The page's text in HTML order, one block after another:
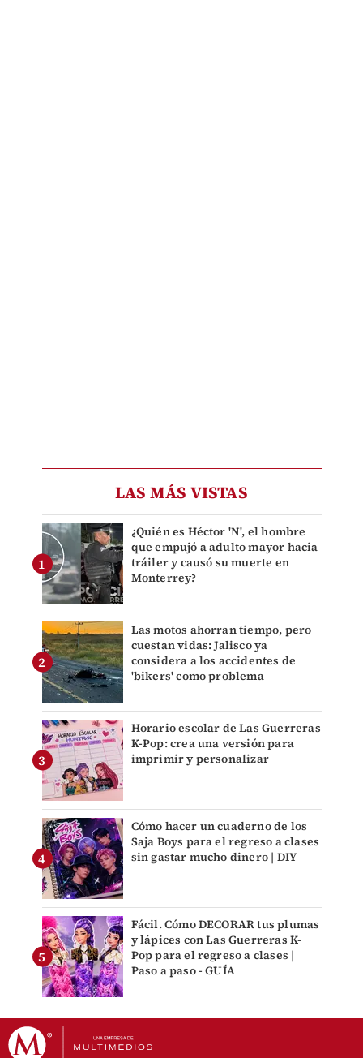
LAS MÁS VISTAS
¿Quién es Héctor 'N', el hombre
que empujó a adulto mayor hacia
tráiler y causó su muerte en
Monterrey?
Las motos ahorran tiempo, pero
cuestan vidas: Jalisco ya
considera a los accidentes de
'bikers' como problema
Horario escolar de Las Guerreras
K-Pop: crea una versión para
imprimir y personalizar
Cómo hacer un cuaderno de los
Saja Boys para el regreso a clases
sin gastar mucho dinero | DIY
Fácil. Cómo DECORAR tus plumas
y lápices con Las Guerreras K-
Pop para el regreso a clases |
Paso a paso - GUÍA